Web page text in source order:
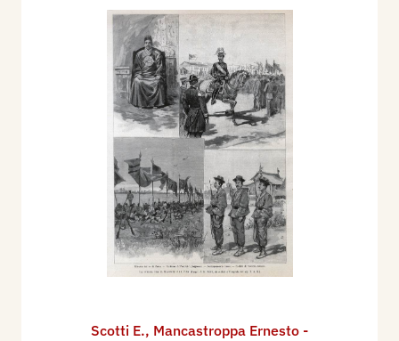
Scotti E., Mancastroppa Ernesto -